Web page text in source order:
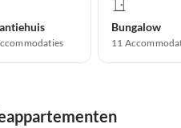
Bungalow
11